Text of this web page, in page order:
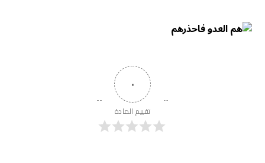
٠
تقييم المادة